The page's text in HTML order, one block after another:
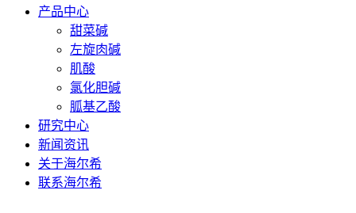
产品中心
甜菜碱
左旋肉碱
肌酸
氯化胆碱
胍基乙酸
研究中心
新闻资讯
关于海尔希
联系海尔希